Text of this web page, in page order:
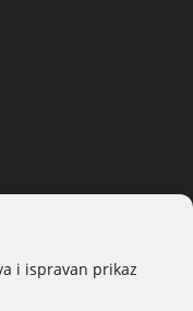
i ispravan prikaz